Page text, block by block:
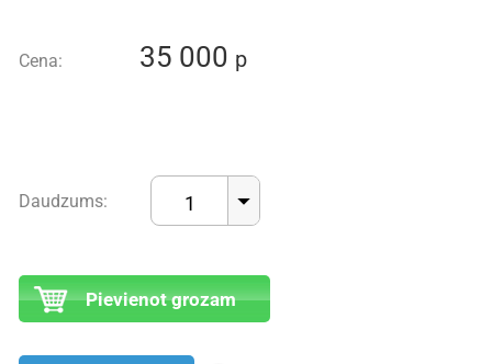
Cena: 35 000 p
Daudzums: 1
Pievienot grozam